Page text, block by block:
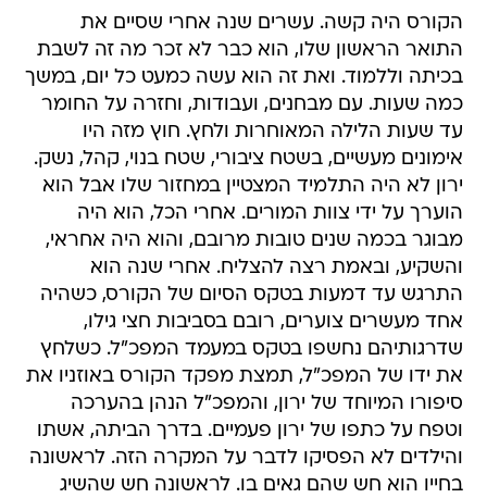
הקורס היה קשה. עשרים שנה אחרי שסיים את
התואר הראשון שלו, הוא כבר לא זכר מה זה לשבת
בכיתה וללמוד. ואת זה הוא עשה כמעט כל יום, במשך
כמה שעות. עם מבחנים, ועבודות, וחזרה על החומר
עד שעות הלילה המאוחרות ולחץ. חוץ מזה היו
אימונים מעשיים, בשטח ציבורי, שטח בנוי, קהל, נשק.
ירון לא היה התלמיד המצטיין במחזור שלו אבל הוא
הוערך על ידי צוות המורים. אחרי הכל, הוא היה
מבוגר בכמה שנים טובות מרובם, והוא היה אחראי,
והשקיע, ובאמת רצה להצליח. אחרי שנה הוא
התרגש עד דמעות בטקס הסיום של הקורס, כשהיה
אחד מעשרים צוערים, רובם בסביבות חצי גילו,
שדרגותיהם נחשפו בטקס במעמד המפכ"ל. כשלחץ
את ידו של המפכ"ל, תמצת מפקד הקורס באוזניו את
סיפורו המיוחד של ירון, והמפכ"ל הנהן בהערכה
וטפח על כתפו של ירון פעמיים. בדרך הביתה, אשתו
והילדים לא הפסיקו לדבר על המקרה הזה. לראשונה
בחייו הוא חש שהם גאים בו. לראשונה חש שהשיג